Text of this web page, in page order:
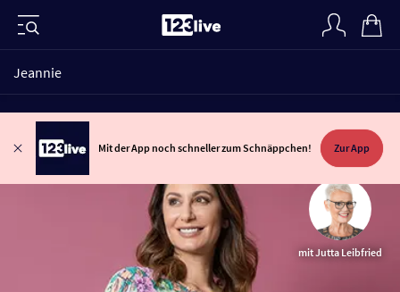
Jeannie
Mit der App noch schneller zum Schnäppchen! Zur App
mit Jutta Leibfried